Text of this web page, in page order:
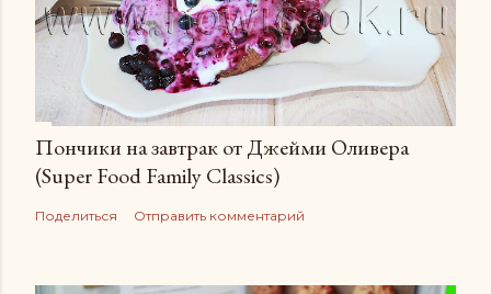
Пончики на завтрак от Джейми Оливера
(Super Food Family Сlassics)
Поделиться Отправить комментарий